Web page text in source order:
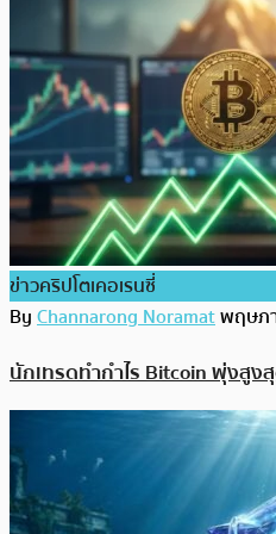
ข่าวคริปโตเคอเรนซี่
ByChannarong Noramatพฤษภ
นักเทรดทำกำไร Bitcoin พุ่งสูง